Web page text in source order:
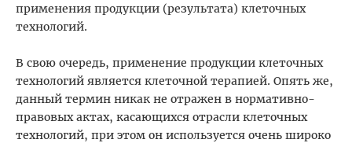
применения продукции (результата) клеточных
технологий.
В свою очередь, применение продукции клеточных
технологий является клеточной терапией. Опять же,
данный термин никак не отражен в нормативно-
правовых актах, касающихся отрасли клеточных
технологий, при этом он используется очень широко